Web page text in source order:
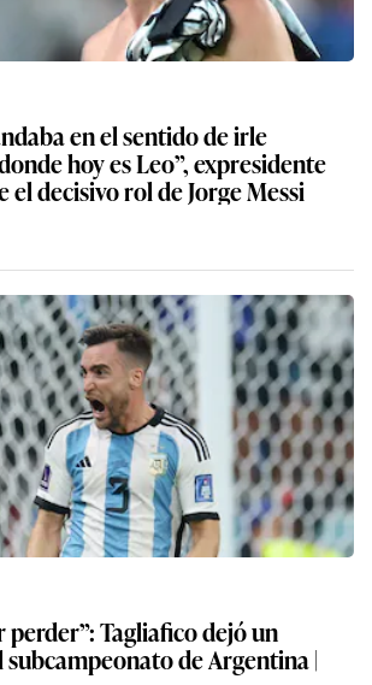
en el sentido de irle
hoy es Leo”, expresidente
el decisivo rol de Jorge Messi
perder”: Tagliafico dejó un
de Argentina |